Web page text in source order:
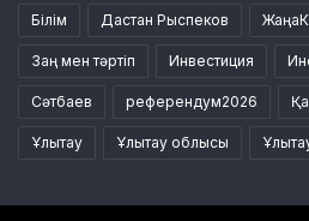
Білім Дастан Рыспеков
Заң мен тәртіп Инвестиция
Сәтбаев референдум2026
Ұлытау Ұлытау облысы